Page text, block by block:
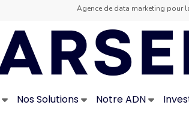
Agence de data marketing pour
Nos Solutions Notre ADN